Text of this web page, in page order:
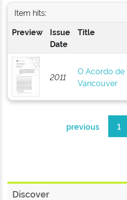
Item hits:
Preview
Issue
Date
Title
2011
O Acordo de
Vancouver
previous 1
Discover